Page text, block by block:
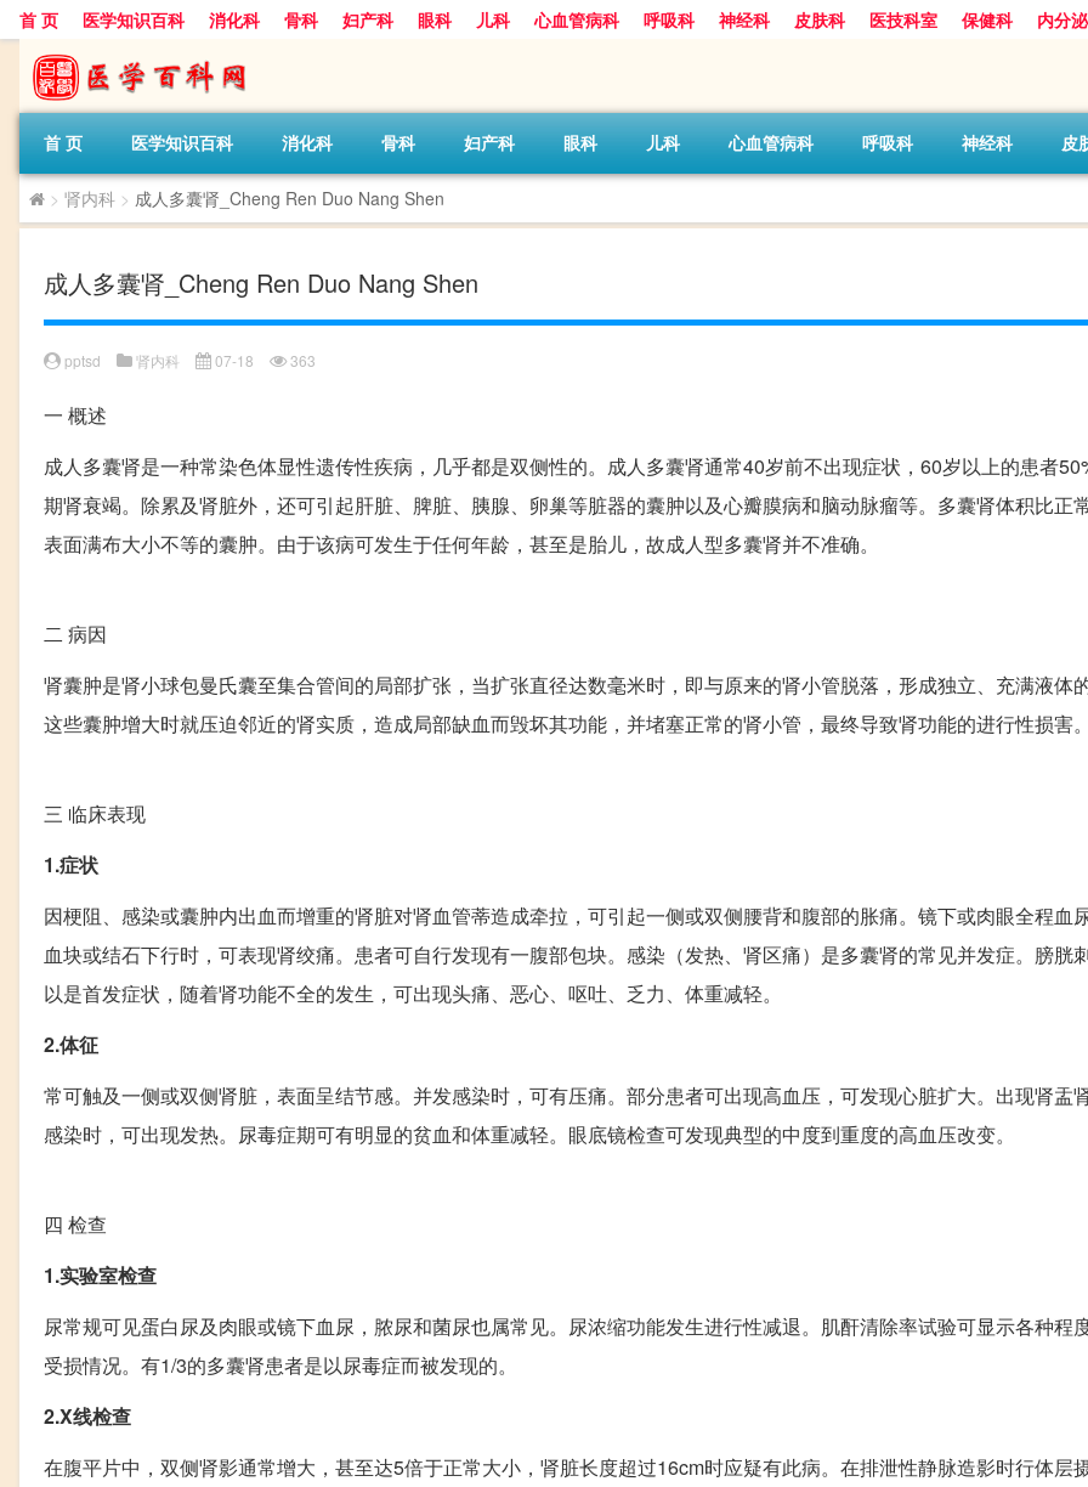
首 页 医学知识百科 消化科 骨科 妇产科 眼科 儿科 心血管病科 呼吸科 神经科 皮肤科 医技科室 保健科 内分
首 页 医学知识百科 消化科 骨科 妇产科 眼科 儿科 心血管病科 呼吸科 神经科 皮
> 肾内科 > 成人多囊肾_Cheng Ren Duo Nang Shen
成人多囊肾_Cheng Ren Duo Nang Shen
pptsd 肾内科 07-18 363
一 概述
成人多囊肾是一种常染色体显性遗传性疾病，几乎都是双侧性的。成人多囊肾通常40岁前不出现症状，60岁以上的患者
期肾衰竭。除累及肾脏外，还可引起肝脏、脾脏、胰腺、卵巢等脏器的囊肿以及心瓣膜病和脑动脉瘤等。多囊肾体积比正
表面满布大小不等的囊肿。由于该病可发生于任何年龄，甚至是胎儿，故成人型多囊肾并不准确。
二 病因
肾囊肿是肾小球包曼氏囊至集合管间的局部扩张，当扩张直径达数毫米时，即与原来的肾小管脱落，形成独立、充满液体
这些囊肿增大时就压迫邻近的肾实质，造成局部缺血而毁坏其功能，并堵塞正常的肾小管，最终导致肾功能的进行性损害。
三 临床表现
1.症状
因梗阻、感染或囊肿内出血而增重的肾脏对肾血管蒂造成牵拉，可引起一侧或双侧腰背和腹部的胀痛。镜下或肉眼全程血
血块或结石下行时，可表现肾绞痛。患者可自行发现有一腹部包块。感染（发热、肾区痛）是多囊肾的常见并发症。膀胱
以是首发症状，随着肾功能不全的发生，可出现头痛、恶心、呕吐、乏力、体重减轻。
2.体征
常可触及一侧或双侧肾脏，表面呈结节感。并发感染时，可有压痛。部分患者可出现高血压，可发现心脏扩大。出现肾盂
感染时，可出现发热。尿毒症期可有明显的贫血和体重减轻。眼底镜检查可发现典型的中度到重度的高血压改变。
四 检查
1.实验室检查
尿常规可见蛋白尿及肉眼或镜下血尿，脓尿和菌尿也属常见。尿浓缩功能发生进行性减退。肌酐清除率试验可显示各种程
受损情况。有1/3的多囊肾患者是以尿毒症而被发现的。
2.X线检查
在腹平片中，双侧肾影通常增大，甚至达5倍于正常大小，肾脏长度超过16cm时应疑有此病。在排泄性静脉造影时行体层